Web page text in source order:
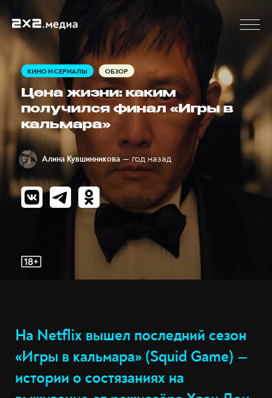
КИНО И СЕРИАЛЫ ОБЗОР
Цена жизни: каким
получился финал «Игры в
кальмара»
Алина Кувшинникова — год назад
На Netflix вышел последний сезон
«Игры в кальмара» (Squid Game) —
истории о состязаниях на